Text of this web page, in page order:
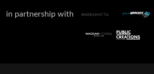
in partnership with